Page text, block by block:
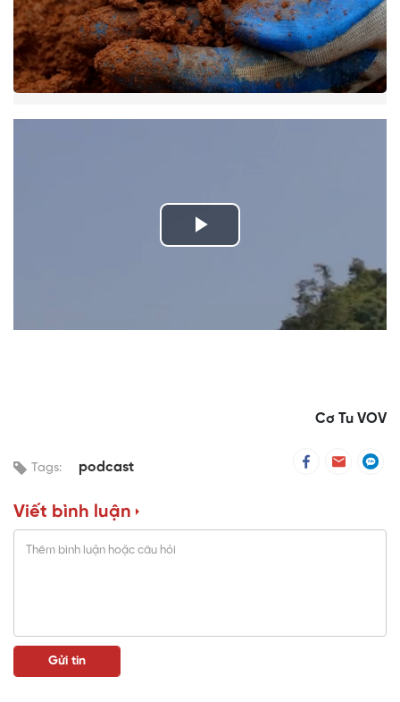
Play
Cơ Tu VOV
Tags: podcast
Viết bình luận